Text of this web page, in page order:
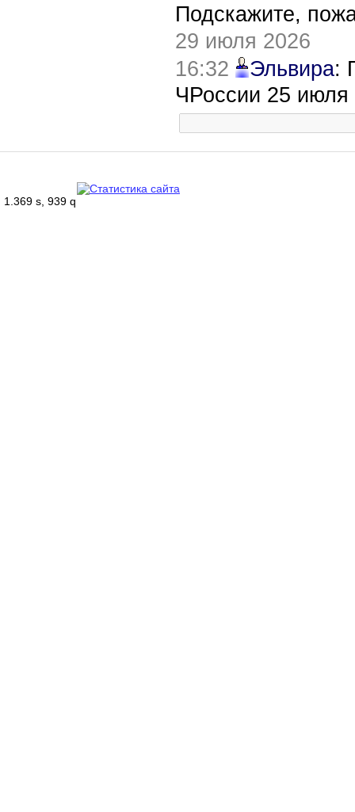
Подскажите,
29 июля 2026
16:32
Эльвира:
ЧРоссии 25 июля
1.369 s, 939 q